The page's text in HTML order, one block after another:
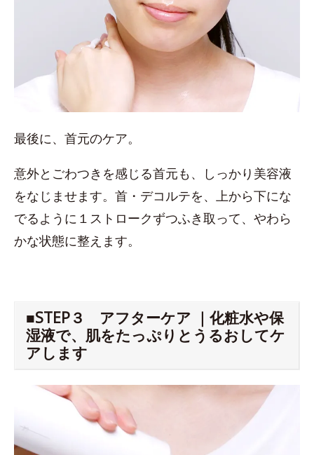
最後に、首元のケア。
意外とごわつきを感じる首元も、しっかり美容液
をなじませます。首・デコルテを、上から下にな
でるように１ストロークずつふき取って、やわら
かな状態に整えます。
■STEP３ アフターケア ｜化粧水や保
湿液で、肌をたっぷりとうるおしてケ
アします